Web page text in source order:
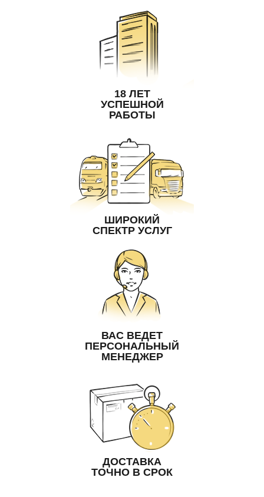
18 ЛЕТ
УСПЕШНОЙ
РАБОТЫ
ШИРОКИЙ
СПЕКТР УСЛУГ
ВАС ВЕДЕТ
ПЕРСОНАЛЬНЫЙ
МЕНЕДЖЕР
ДОСТАВКА
ТОЧНО В СРОК